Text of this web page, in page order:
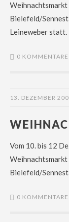
Weihnachtsmarkt
Bielefeld/
Leineweber statt.
0 KOMMENTARE
13. DEZEMBER
Vom 10. bis 12
Weihnachtsmarkt
Bielefeld/
0 KOMMENTARE